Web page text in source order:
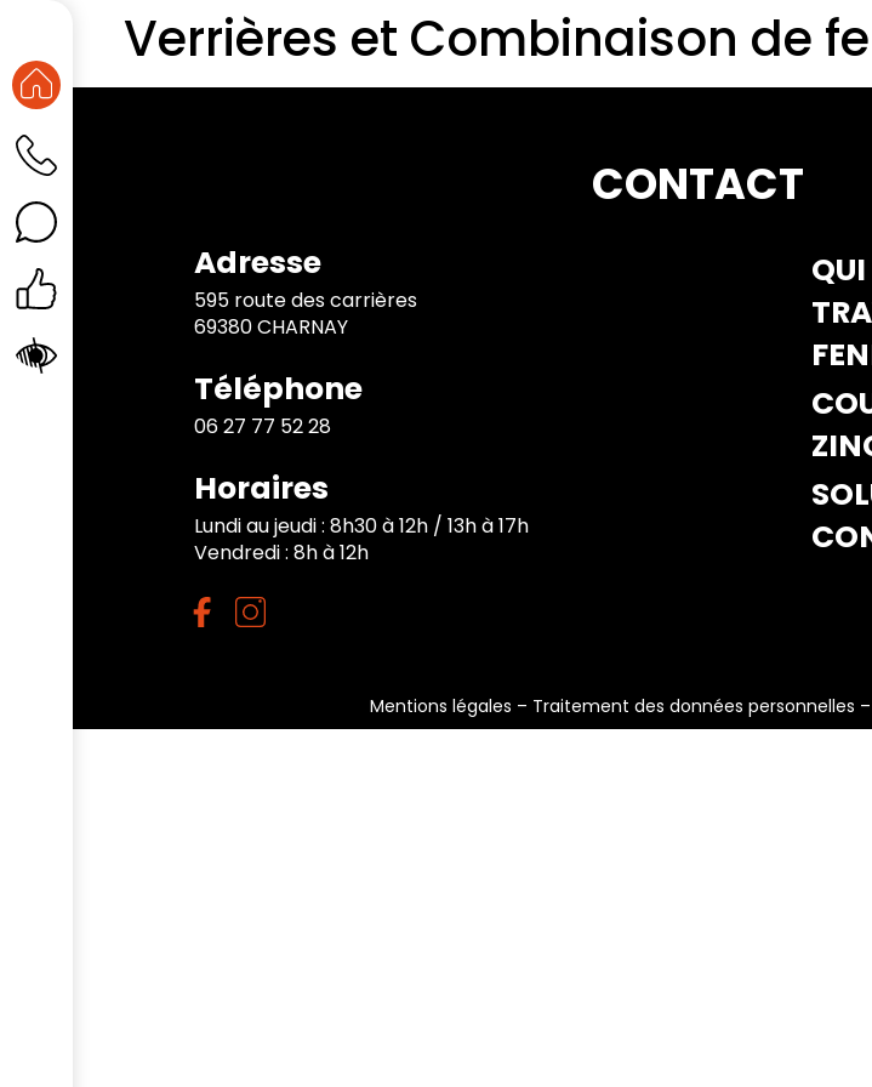
Verrières et Combinaison de
CONTACT
Adresse
595 route des carrières
69380 CHARNAY
Téléphone
06 27 77 52 28
Horaires
Lundi au jeudi : 8h30 à 12h / 13h à 17h
Vendredi : 8h à 12h
Mentions légales – Traitement des données personnelles –